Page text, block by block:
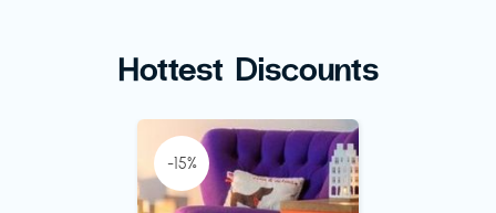
Hottest Discounts
-15%